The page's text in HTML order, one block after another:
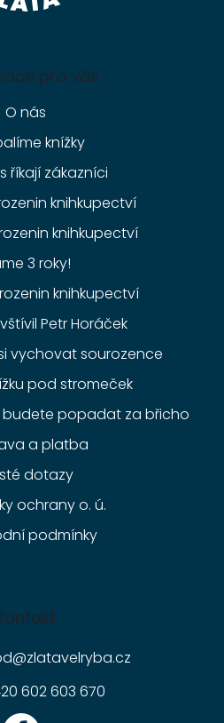
pro vás
O nás
knížky
říkají zákazníci
knihkupectví
knihkupectví
3 roky!
knihkupectví
Petr Horáček
vychovat sourozence
pod stromeček
budete popadat za břicho
a platba
dotazy
ochrany o. ú.
podmínky
@zlatavelryba.cz
602 603 670